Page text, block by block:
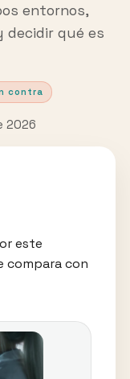
entornos,
decidir qué es
contra
2026
este
compara con